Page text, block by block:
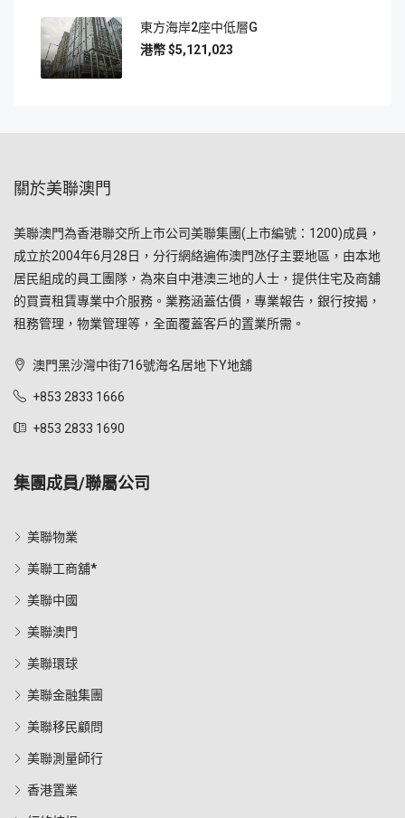
東方海岸2座中低層G
$5,121,023
關於美聯澳門
美聯澳門為香港聯交所上市公司美聯集團(上市編號：1200)成員，
成立於2004年6月28日，分行網絡遍佈澳門氹仔主要地區，由本地
居民組成的員工團隊，為來自中港澳三地的人士，提供住宅及商舖
的買賣租賃專業中介服務。業務涵蓋估價，專業報告，銀行按揭，
租務管理，物業管理等，全面覆蓋客戶的置業所需。
澳門黑沙灣中街716號海名居地下Y地舖
+853 2833 1666
+853 2833 1690
集團成員/聯屬公司
美聯物業
美聯工商舖*
美聯中國
美聯澳門
美聯環球
美聯金融集團
美聯移民顧問
美聯測量師行
香港置業